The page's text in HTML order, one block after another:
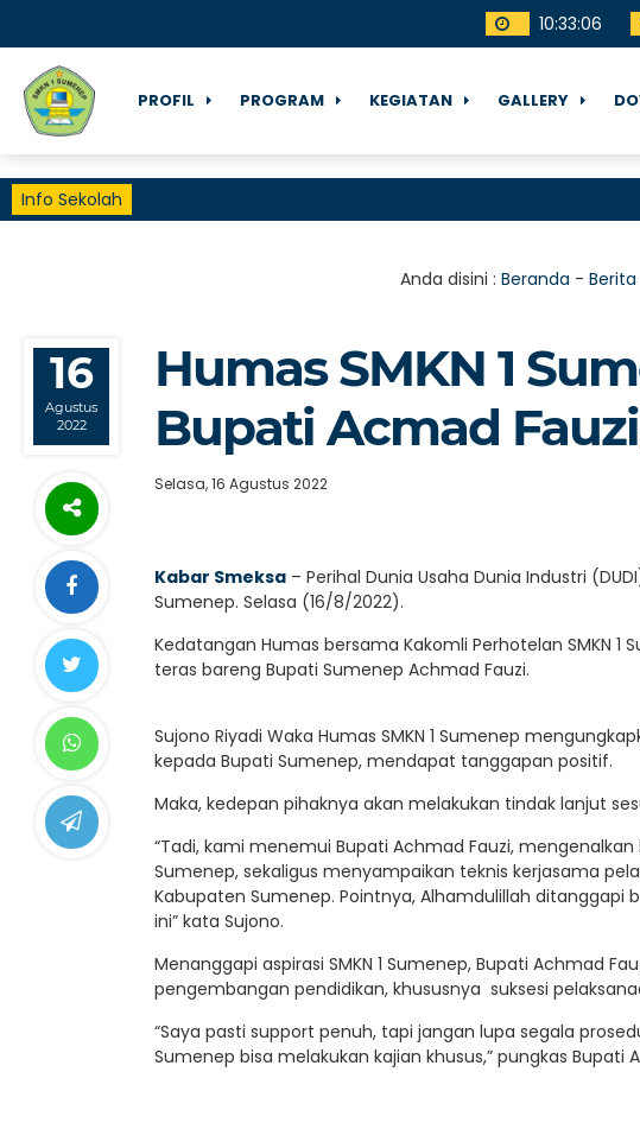
10:33:07
PROFIL PROGRAM KEGIATAN GALLERY
Info Sekolah
Anda disini : Beranda - Berita
16
Agustus
2022
Humas SMKN 1
Bupati Acmad
Selasa, 16 Agustus 2022
Kabar Smeksa – Perihal Dunia Usaha Dunia Industri
Sumenep. Selasa (16/8/2022).
Kedatangan Humas bersama Kakomli Perhotelan SMKN
teras bareng Bupati Sumenep Achmad Fauzi.
Sujono Riyadi Waka Humas SMKN 1 Sumenep
kepada Bupati Sumenep, mendapat tanggapan positif.
Maka, kedepan pihaknya akan melakukan tindak lanjut
“Tadi, kami menemui Bupati Achmad Fauzi, mengenalkan
Sumenep, sekaligus menyampaikan teknis kerjasama
Kabupaten Sumenep. Pointnya, Alhamdulillah ditanggapi
ini” kata Sujono.
Menanggapi aspirasi SMKN 1 Sumenep, Bupati Achmad
pengembangan pendidikan, khususnya suksesi
“Saya pasti support penuh, tapi jangan lupa segala
Sumenep bisa melakukan kajian khusus,” pungkas Bupati